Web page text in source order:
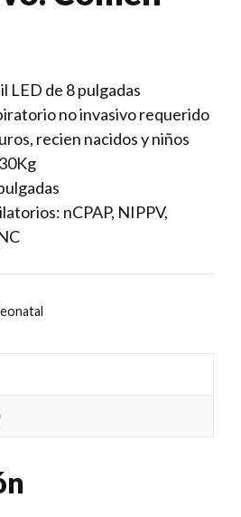
LED de 8 pulgadas
no invasivo requerido
recien nacidos y niños
nCPAP, NIPPV,